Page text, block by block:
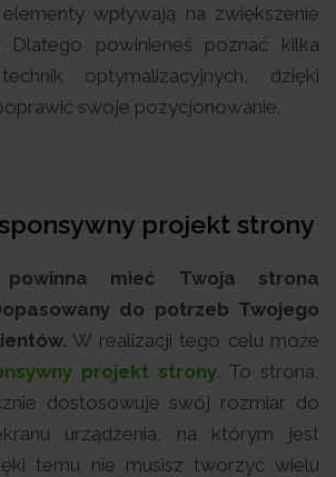
wpływają na zwiększenie
Dlatego powinieneś poznać kilka
optymalizacyjnych, dzięki
swoje pozycjonowanie.
projekt strony
mieć Twoja strona
do potrzeb Twojego
W realizacji tego celu może
projekt strony. To strona,
dostosowuje swój rozmiar do
urządzenia, na którym jest
temu nie musisz tworzyć wielu